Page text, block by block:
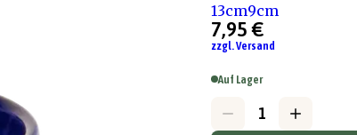
13cm9cm
7,95 €
zzgl. Versand
Auf Lager